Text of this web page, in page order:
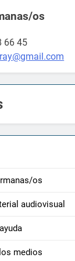
os
66 45
os
audiovisual
medios